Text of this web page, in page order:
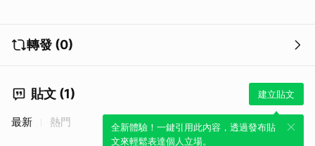
轉發 (0)
貼文 (1) 建立貼文
全新體驗！一鍵引用此內容，透過發布貼
文來輕鬆表達個人立場。
最新 熱門